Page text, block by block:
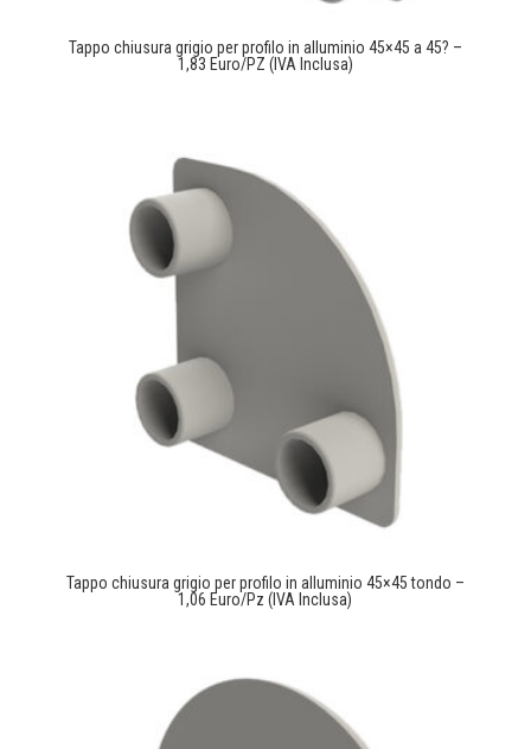
Tappo chiusura grigio per profilo in alluminio 45×45 a 45? –
1,83 Euro/PZ (IVA Inclusa)
Tappo chiusura grigio per profilo in alluminio 45×45 tondo –
1,06 Euro/Pz (IVA Inclusa)